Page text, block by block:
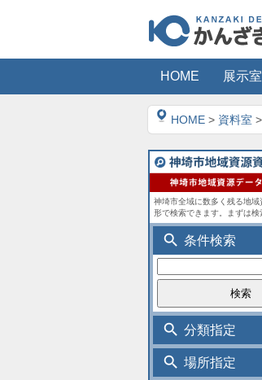
HOME 展示室
HOME > 資料室
神埼市全域に数多く残る地
形で検索できます。まずは検
search 条件検索
search 分類指定
search 場所指定